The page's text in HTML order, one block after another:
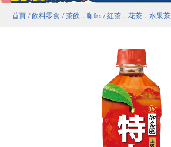
首頁 / 飲料零食 / 茶飲．咖啡 / 紅茶．花茶．水果茶